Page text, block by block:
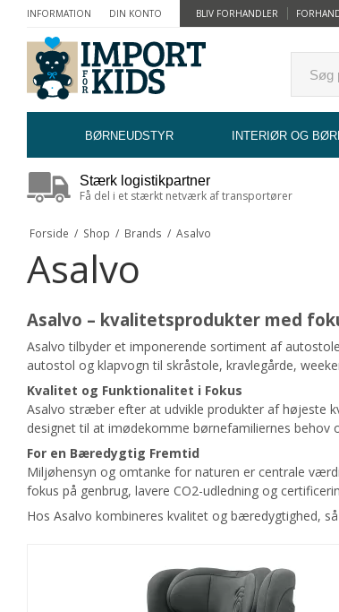
INFORMATION DIN KONTO BLIV FORHANDLER
BØRNEUDSTYR INTERIØR OG
Stærk logistikpartner
Få del i et stærkt netværk af transportører
Forside / Shop / Brands / Asalvo
Asalvo
Asalvo – kvalitetsprodukter med
Asalvo tilbyder et imponerende sortiment af
autostol og klapvogn til skråstole, kravlegårde,
Kvalitet og Funktionalitet i Fokus
Asalvo stræber efter at udvikle produkter af højeste
designet til at imødekomme børnefamiliernes
For en Bæredygtig Fremtid
Miljøhensyn og omtanke for naturen er centrale
fokus på genbrug, lavere CO2-udledning og
Hos Asalvo kombineres kvalitet og bæredygtighed,